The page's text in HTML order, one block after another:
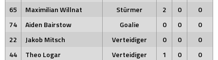
65
Maximilian Willnat Stürmer 2 0
0
74
Aiden Bairstow Goalie 0 0
0
22
Jakob Mitsch Verteidiger 0 0
0
44
Theo Logar Verteidiger 1 0
0